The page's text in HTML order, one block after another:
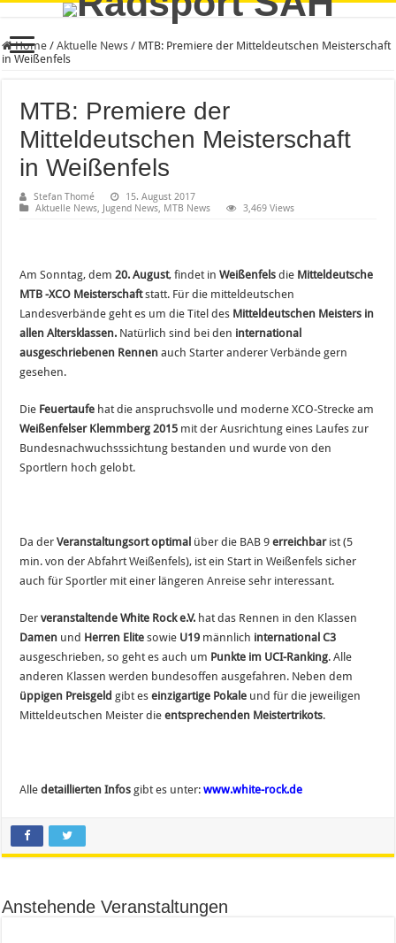
Home / Aktuelle News / MTB: Premiere der Mitteldeutschen Meisterschaft
in Weißenfels
MTB: Premiere der
Mitteldeutschen Meisterschaft
in Weißenfels
Stefan Thomé
15. August 2017
Aktuelle News, Jugend News, MTB News 3,469 Views
Am Sonntag, dem20. August, findet inWeißenfels die Mitteldeutsche
MTB -XCO Meisterschaftstatt. Für die mitteldeutschen
Landesverbände geht es um die Titel des Mitteldeutschen Meisters in
allen Altersklassen. Natürlich sind bei den international
ausgeschriebenen Rennen auch Starter anderer Verbände gern
gesehen.
Die Feuertaufe hat die anspruchsvolle und moderne XCO-Strecke am
Weißenfelser Klemmberg 2015 mit der Ausrichtung eines Laufes zur
Bundesnachwuchsssichtung bestanden und wurde von den
Sportlern hoch gelobt.
Da derVeranstaltungsort optimal über die BAB 9erreichbarist (5
min. von der Abfahrt Weißenfels), ist ein Start in Weißenfels sicher
auch für Sportler mit einer längeren Anreise sehr interessant.
Derveranstaltende White Rock e.V. hat das Rennen in den Klassen
Damen und Herren Elite sowie U19 männlich international C3
ausgeschrieben, so geht es auch um Punkte im UCI-Ranking. Alle
anderen Klassen werden bundesoffen ausgefahren. Neben dem
üppigen Preisgeld gibt eseinzigartige Pokale und für die jeweiligen
Mitteldeutschen Meister dieentsprechenden Meistertrikots.
Alledetaillierten Infos gibt es unter:www.white-rock.de
Anstehende Veranstaltungen